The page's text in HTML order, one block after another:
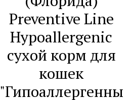
Preventive Line
Hypoallergenic
сухой корм для
кошек
"Гипоаллергенны